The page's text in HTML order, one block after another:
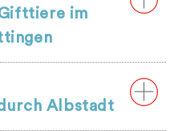
im
Albstadt